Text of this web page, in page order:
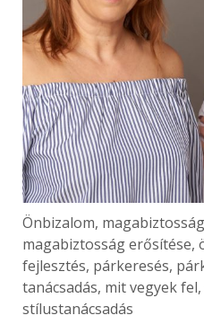
Önbizalom,
magabiztosság erősítése,
fejlesztés, párkeresés,
tanácsadás, mit vegyek
stílustanácsadás